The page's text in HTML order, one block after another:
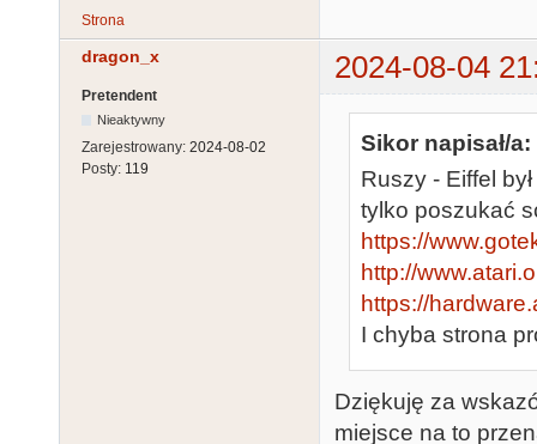
Strona
dragon_x 2024-08-04
Pretendent
Nieaktywny
Zarejestrowany: 2024-08-02
Posty: 119
Sikor napisał/a:
Ruszy - Eiffel
tylko poszukać
https://
http://
https://
I chyba strona
Dziękuję za
miejsce na to